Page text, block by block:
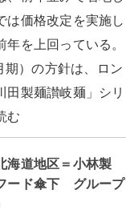
は価格改定を実施し
年を上回っている。
期）の方針は、ロン
田製麺讃岐麺」シリ
む
海道地区＝小林製
ード傘下 グループ